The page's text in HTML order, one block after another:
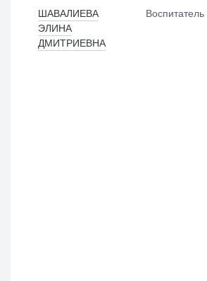
ШАВАЛИЕВА
ЭЛИНА
ДМИТРИЕВНА
Воспитатель